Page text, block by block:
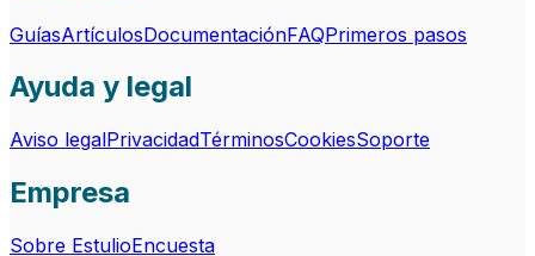
GuíasArtículosDocumentaciónFAQPrimeros pasos
Ayuda y legal
Aviso legalPrivacidadTérminosCookiesSoporte
Empresa
Sobre EstulioEncuesta